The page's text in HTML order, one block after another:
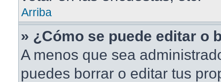
Arriba
» ¿Cómo se puede editar o
A menos que sea
puedes borrar o editar tus